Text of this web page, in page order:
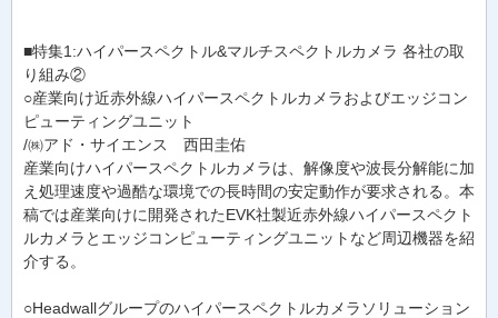
■特集1:ハイパースペクトル&マルチスペクトルカメラ 各社の取
り組み②
○産業向け近赤外線ハイパースペクトルカメラおよびエッジコン
ピューティングユニット
/㈱アド・サイエンス 西田圭佑
産業向けハイパースペクトルカメラは、解像度や波長分解能に加
え処理速度や過酷な環境での長時間の安定動作が要求される。本
稿では産業向けに開発されたEVK社製近赤外線ハイパースペクト
ルカメラとエッジコンピューティングユニットなど周辺機器を紹
介する。
○Headwallグループのハイパースペクトルカメラソリューション